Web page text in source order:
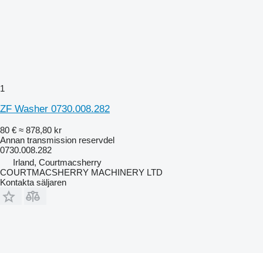
1
ZF Washer 0730.008.282
80 € ≈ 878,80 kr
Annan transmission reservdel
0730.008.282
Irland, Courtmacsherry
COURTMACSHERRY MACHINERY LTD
Kontakta säljaren